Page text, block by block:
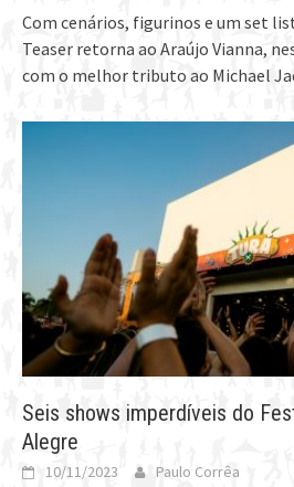
Com cenários, figurinos e um set
Teaser retorna ao Araújo Vianna,
com o melhor tributo ao Michael
Seis shows imperdíveis do
Alegre
10/11/2023 Paulo Corrêa